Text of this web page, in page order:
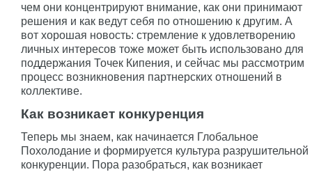
чем они концентрируют внимание, как они принимают
решения и как ведут себя по отношению к другим. А
вот хорошая новость: стремление к удовлетворению
личных интересов тоже может быть использовано для
поддержания Точек Кипения, и сейчас мы рассмотрим
процесс возникновения партнерских отношений в
коллективе.
Как возникает конкуренция
Теперь мы знаем, как начинается Глобальное
Похолодание и формируется культура разрушительной
конкуренции. Пора разобраться, как возникает